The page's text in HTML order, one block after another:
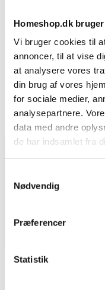
Homeshop.dk
Vi bruger cookies til
annoncer, til at vise
at analysere vores
din brug af vores
for sociale medier,
analysepartnere.
data med andre
de har indsamlet fra
Nødvendig
Præferencer
Statistik
Scanbad MATCH